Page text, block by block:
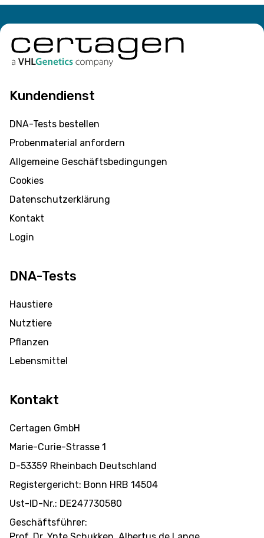
Kundendienst
DNA-Tests bestellen
Probenmaterial anfordern
Allgemeine Geschäftsbedingungen
Cookies
Datenschutzerklärung
Kontakt
Login
DNA-Tests
Haustiere
Nutztiere
Pflanzen
Lebensmittel
Kontakt
Certagen GmbH
Marie-Curie-Strasse 1
D-53359 Rheinbach Deutschland
Registergericht: Bonn HRB 14504
Ust-ID-Nr.: DE247730580
Geschäftsführer: